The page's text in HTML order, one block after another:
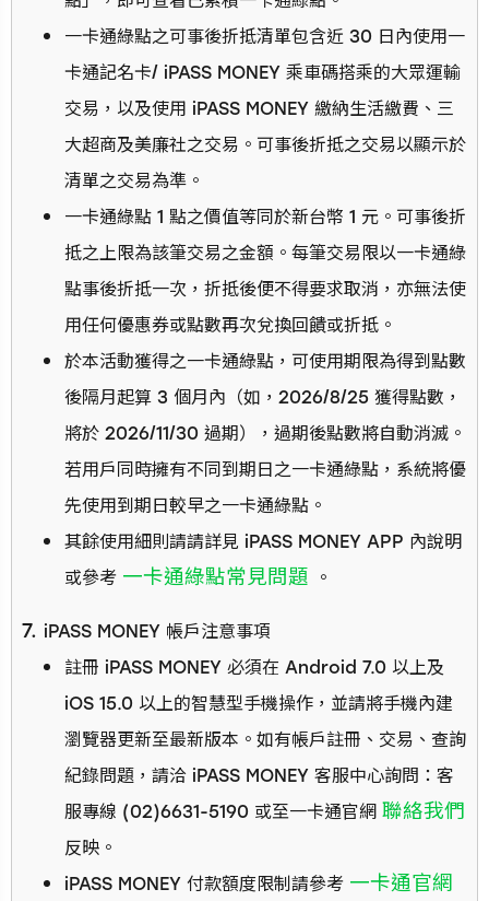
一卡通綠點之可事後折抵清單包含近 30 日內使用一
卡通記名卡/ iPASS MONEY 乘車碼搭乘的大眾運輸
交易，以及使用 iPASS MONEY 繳納生活繳費、三
大超商及美廉社之交易。可事後折抵之交易以顯示於
清單之交易為準。
一卡通綠點 1 點之價值等同於新台幣 1 元。可事後折
抵之上限為該筆交易之金額。每筆交易限以一卡通綠
點事後折抵一次，折抵後便不得要求取消，亦無法使
用任何優惠券或點數再次兌換回饋或折抵。
於本活動獲得之一卡通綠點，可使用期限為得到點數
後隔月起算 3 個月內（如，2026/8/25 獲得點數，
將於 2026/11/30 過期），過期後點數將自動消滅。
若用戶同時擁有不同到期日之一卡通綠點，系統將優
先使用到期日較早之一卡通綠點。
其餘使用細則請請詳見 iPASS MONEY APP 內說明
或參考 一卡通綠點常見問題 。
iPASS MONEY 帳戶注意事項
註冊 iPASS MONEY 必須在 Android 7.0 以上及
iOS 15.0 以上的智慧型手機操作，並請將手機內建
瀏覽器更新至最新版本。如有帳戶註冊、交易、查詢
紀錄問題，請洽 iPASS MONEY 客服中心詢問：客
服專線 (02)6631-5190 或至一卡通官網 聯絡我們
反映。
iPASS MONEY 付款額度限制請參考 一卡通官網